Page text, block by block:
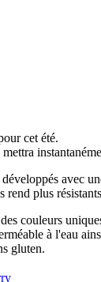
cet été.
avec
rend plus
couleurs
à l'eau
gluten.